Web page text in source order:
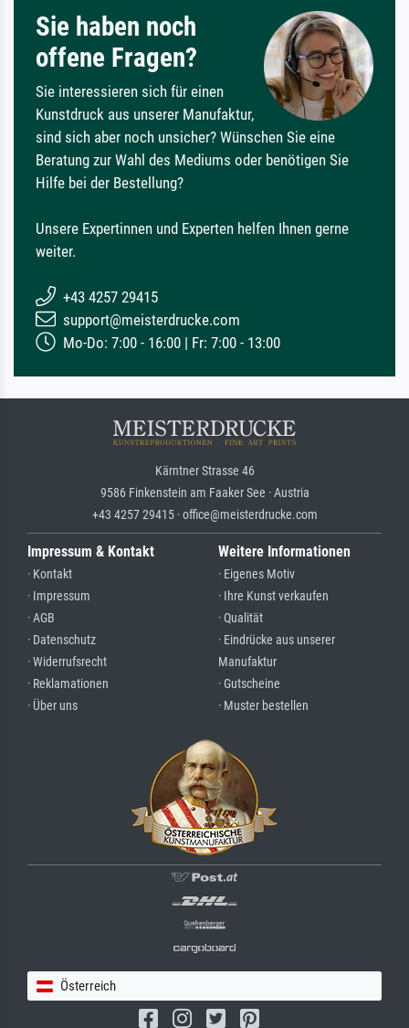
Sie haben noch
offene Fragen?
Sie interessieren sich für einen
Kunstdruck aus unserer Manufaktur,
sind sich aber noch unsicher? Wünschen Sie eine
Beratung zur Wahl des Mediums oder benötigen Sie
Hilfe bei der Bestellung?
Unsere Expertinnen und Experten helfen Ihnen gerne
weiter.
+43 4257 29415
support@meisterdrucke.com
Mo-Do: 7:00 - 16:00 | Fr: 7:00 - 13:00
Kärntner Strasse 46
9586 Finkenstein am Faaker See · Austria
+43 4257 29415 · office@meisterdrucke.com
Impressum & Kontakt
· Kontakt
· Impressum
· AGB
· Datenschutz
· Widerrufsrecht
· Reklamationen
· Über uns
Weitere Informationen
· Eigenes Motiv
· Ihre Kunst verkaufen
· Qualität
· Eindrücke aus unserer
Manufaktur
· Gutscheine
· Muster bestellen
Österreich